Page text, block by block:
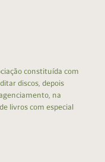
constituída com
discos, depois
na
livros com especial